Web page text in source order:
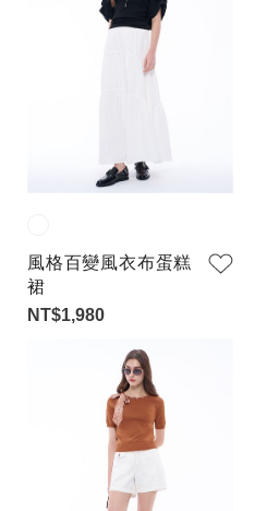
風格百變風衣布蛋糕
裙
NT$1,980